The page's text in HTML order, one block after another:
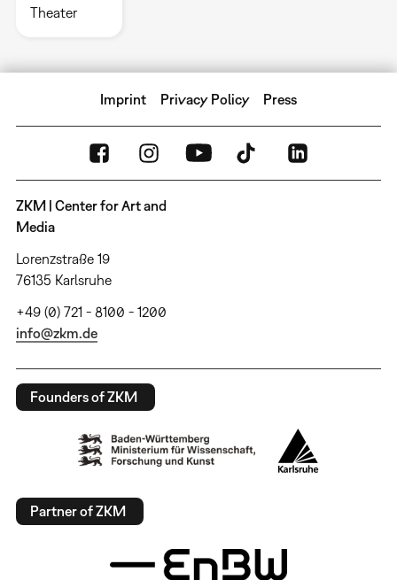
Theater
Imprint Privacy Policy Press
ZKM | Center for Art and
Media
Lorenzstraße 19
76135 Karlsruhe
+49 (0) 721 - 8100 - 1200
info@zkm.de
Founders of ZKM
Partner of ZKM